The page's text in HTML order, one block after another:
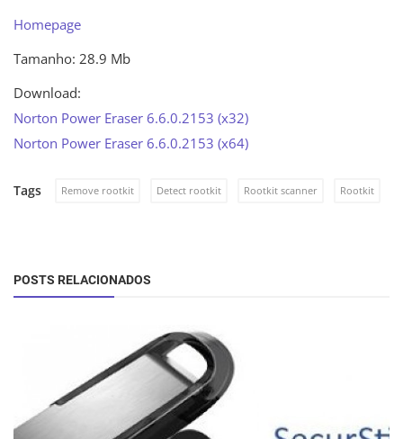
Homepage
Tamanho: 28.9 Mb
Download:
Norton Power Eraser 6.6.0.2153 (x32)
Norton Power Eraser 6.6.0.2153 (x64)
Tags Remove rootkit Detect rootkit Rootkit scanner Rootkit
POSTS RELACIONADOS